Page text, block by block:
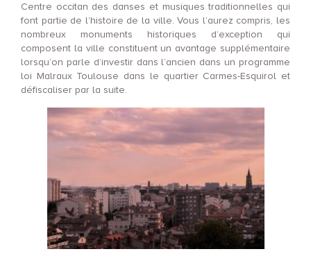
Centre occitan des danses et musiques traditionnelles qui
font partie de l’histoire de la ville. Vous l’aurez compris, les
nombreux monuments historiques d’exception qui
composent la ville constituent un avantage supplémentaire
lorsqu’on parle d’investir dans l’ancien dans un programme
loi Malraux Toulouse dans le quartier Carmes-Esquirol et
défiscaliser par la suite.